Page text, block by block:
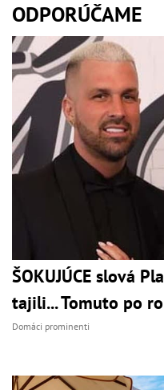
ODPORÚČAME
ŠOKUJÚCE slová
tajili... Tomuto po
Domáci prominenti